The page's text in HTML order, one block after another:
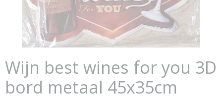
Wijn best wines for you 3D
bord metaal 45x35cm